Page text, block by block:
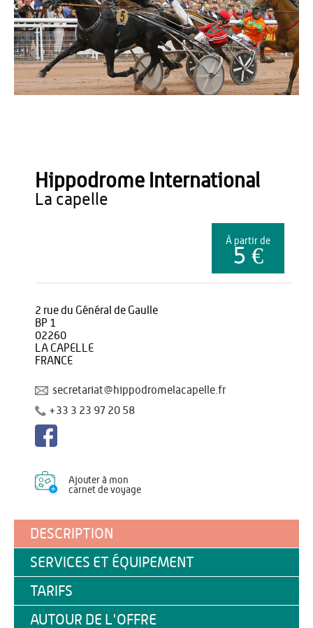
hippodrome la capelle
Hippodrome International
la capelle
À partir de
5 €
2 rue du Général de Gaulle
BP 1
02260
LA CAPELLE
FRANCE
secretariat@hippodromelacapelle.fr
+33 3 23 97 20 58
Ajouter à mon
carnet de voyage
DESCRIPTION
SERVICES ET ÉQUIPEMENT
TARIFS
AUTOUR DE L'OFFRE